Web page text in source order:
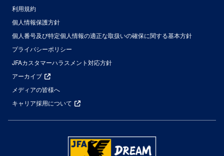
利用規約
個人情報保護方針
個人番号及び特定個人情報の適正な取扱いの確保に関する基本方針
プライバシーポリシー
JFAカスタマーハラスメント対応方針
アーカイブ
メディアの皆様へ
キャリア採用について